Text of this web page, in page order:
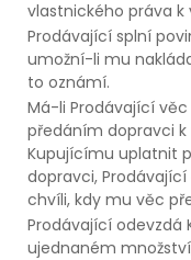
vlastnického práva k
Prodávající splní
umožní-li mu
to oznámí.
Má-li Prodávající
předáním dopravci
Kupujícímu uplatnit
dopravci,
chvíli, kdy mu věc
Prodávající
ujednaném